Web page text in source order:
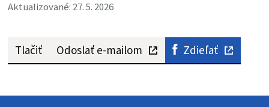
Aktualizované: 27. 5. 2026
Tlačiť Odoslať e-mailom Zdieľať